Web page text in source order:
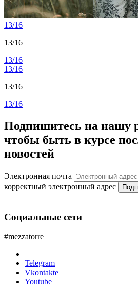
13/16
13/16
13/16
13/16
13/16
13/16
Подпишитесь на нашу
чтобы быть в курсе
новостей
Электронная почта
корректный электронный адрес
Социальные сети
#mezzatorre
Telegram
Vkontakte
Youtube